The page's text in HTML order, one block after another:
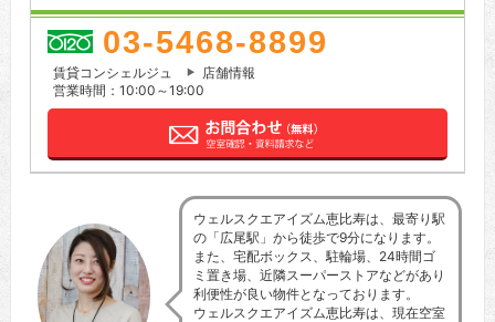
03-5468-8899
賃貸コンシェルジュ
店舗情報
営業時間：10:00～19:00
ウェルスクエアイズム恵比寿は、最寄り駅
の「広尾駅」から徒歩で9分になります。
また、宅配ボックス、駐輪場、24時間ゴ
ミ置き場、近隣スーパーストアなどがあり
利便性が良い物件となっております。
ウェルスクエアイズム恵比寿は、現在空室